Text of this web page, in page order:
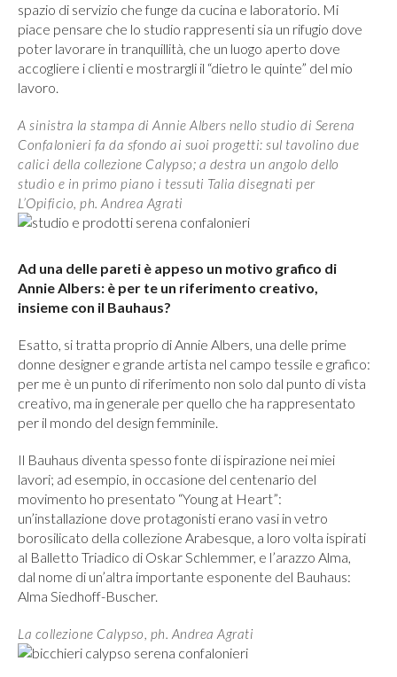
spazio di servizio che funge da cucina e laboratorio. Mi
piace pensare che lo studio rappresenti sia un rifugio dove
poter lavorare in tranquillità, che un luogo aperto dove
accogliere i clienti e mostrargli il “dietro le quinte” del mio
lavoro.
A sinistra la stampa di Annie Albers nello studio di Serena
Confalonieri fa da sfondo ai suoi progetti: sul tavolino due
calici della collezione Calypso; a destra un angolo dello
studio e in primo piano i tessuti Talia disegnati per
L’Opificio, ph. Andrea Agrati
Ad una delle pareti è appeso un motivo grafico di
Annie Albers: è per te un riferimento creativo,
insieme con il Bauhaus?
Esatto, si tratta proprio di Annie Albers, una delle prime
donne designer e grande artista nel campo tessile e grafico:
per me è un punto di riferimento non solo dal punto di vista
creativo, ma in generale per quello che ha rappresentato
per il mondo del design femminile.
Il Bauhaus diventa spesso fonte di ispirazione nei miei
lavori; ad esempio, in occasione del centenario del
movimento ho presentato “Young at Heart”:
un’installazione dove protagonisti erano vasi in vetro
borosilicato della collezione Arabesque, a loro volta ispirati
al Balletto Triadico di Oskar Schlemmer, e l’arazzo Alma,
dal nome di un’altra importante esponente del Bauhaus:
Alma Siedhoff-Buscher.
La collezione Calypso, ph. Andrea Agrati